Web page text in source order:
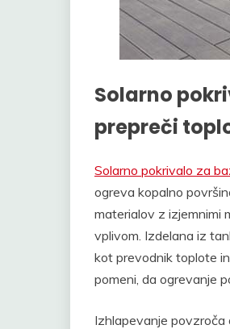
Solarno
prepreči
Solarno pokrivalo za
ogreva kopalno
materialov z izjemnimi
vplivom. Izdelana iz
kot prevodnik toplote
pomeni, da ogrevanje
Izhlapevanje povzroča